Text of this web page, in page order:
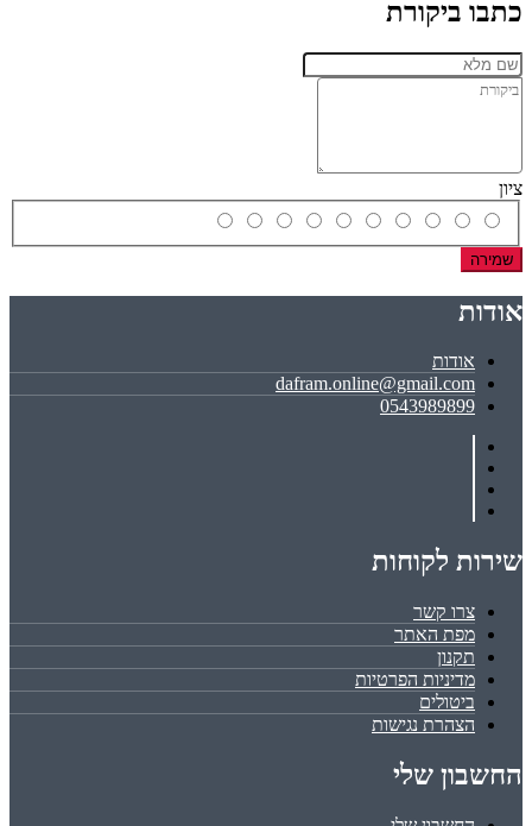
כתבו ביקורת
ציון
שמירה
אודות
אודות
dafram.online@gmail.com
0543989899
שירות לקוחות
צרו קשר
מפת האתר
תקנון
מדיניות הפרטיות
ביטולים
הצהרת נגישות
החשבון שלי